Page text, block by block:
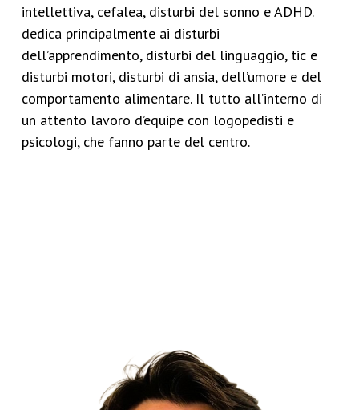
intellettiva, cefalea, disturbi del sonno e ADHD.
dedica principalmente ai disturbi
dell’apprendimento, disturbi del linguaggio, tic e
disturbi motori, disturbi di ansia, dell’umore e del
comportamento alimentare. Il tutto all’interno di
un attento lavoro d’equipe con logopedisti e
psicologi, che fanno parte del centro.